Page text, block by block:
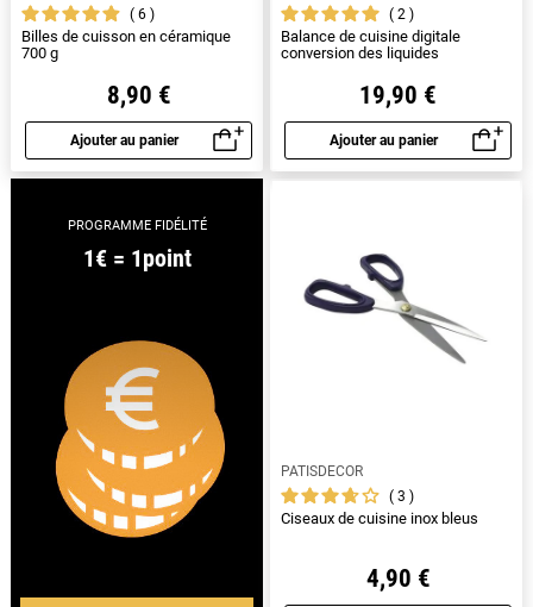
6
Billes de cuisson en céramique
700 g
8,90 €
Ajouter au panier
Aperçu rapide
2
Balance de cuisine digitale
conversion des liquides
19,90 €
Ajouter au panier
Aperçu rapide
PROGRAMME FIDÉLITÉ
1€ = 1point
PATISDECOR
3
Ciseaux de cuisine inox bleus
4,90 €